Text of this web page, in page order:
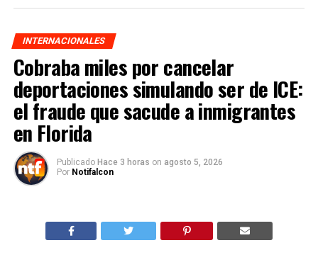
INTERNACIONALES
Cobraba miles por cancelar
deportaciones simulando ser de ICE:
el fraude que sacude a inmigrantes
en Florida
Publicado Hace 3 horas on agosto 5, 2026
Por Notifalcon